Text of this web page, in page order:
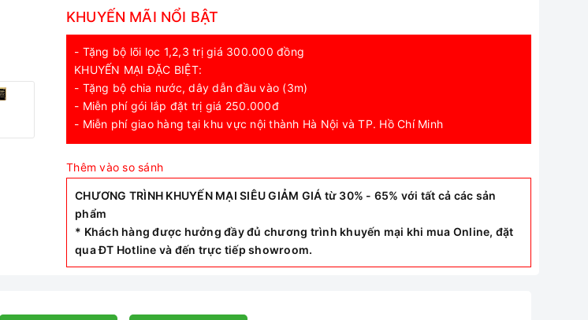
KHUYẾN MÃI NỔI BẬT
- Tặng bộ lõi lọc 1,2,3 trị giá 300.000 đồng
KHUYẾN MẠI ĐẶC BIỆT:
- Tặng bộ chia nước, dây dẫn đầu vào (3m)
- Miễn phí gói lắp đặt trị giá 250.000đ
- Miễn phí giao hàng tại khu vực nội thành Hà Nội và TP. Hồ Chí Minh
Thêm vào so sánh
CHƯƠNG TRÌNH KHUYẾN MẠI SIÊU GIẢM GIÁ từ 30% - 65% với tất cả các sản
phẩm
* Khách hàng được hưởng đầy đủ chương trình khuyến mại khi mua Online, đặt
qua ĐT Hotline và đến trực tiếp showroom.